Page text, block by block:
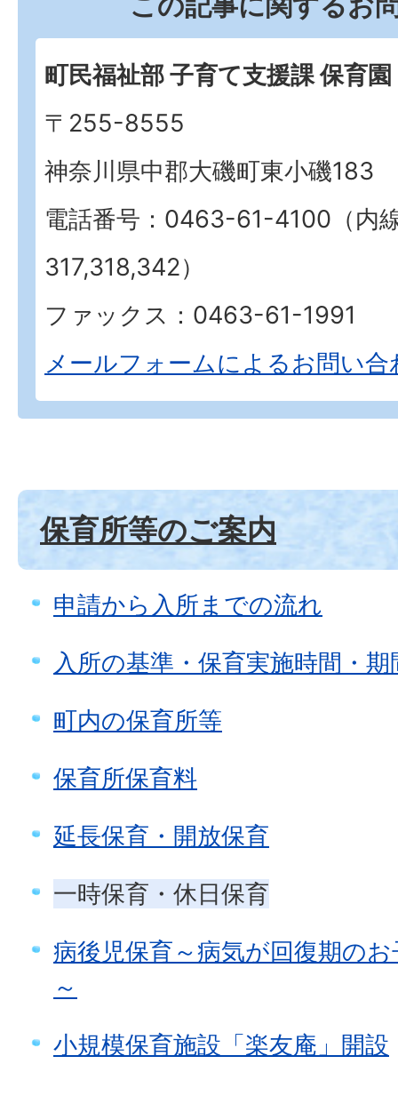
町民福祉部 子育て支援課 保育
〒255-8555
神奈川県中郡大磯町東小磯183
電話番号：0463-61-4100（内
317,318,342）
ファックス：0463-61-1991
メールフォームによるお問い合
保育所等のご案内
申請から入所までの流れ
入所の基準・保育実施時間・
町内の保育所等
保育所保育料
延長保育・開放保育
一時保育・休日保育
病後児保育～病気が回復期の
～
小規模保育施設「楽友庵」開設